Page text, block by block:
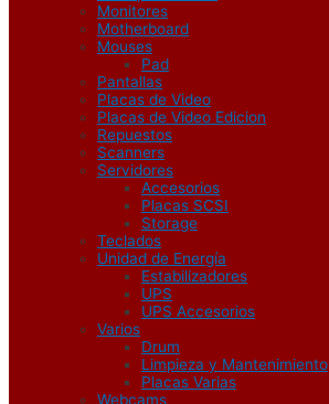
Monitores
Motherboard
Mouses
Pad
Pantallas
Placas de Video
Placas de Video Edicion
Repuestos
Scanners
Servidores
Accesorios
Placas SCSI
Storage
Teclados
Unidad de Energía
Estabilizadores
UPS
UPS Accesorios
Varios
Drum
Limpieza y Mantenimiento
Placas Varias
Webcams